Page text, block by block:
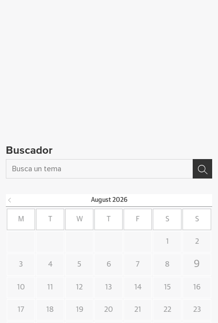
Buscador
August 2026
M W F S S
1 2
3 4 5 6 7 8 9
10 11 12 13 14 15 16
17 18 19 20 21 22 23